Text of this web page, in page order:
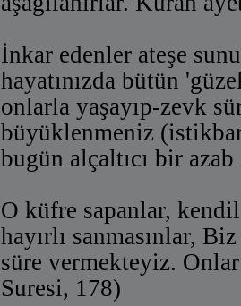
İnkar edenler ateşe
hayatınızda bütün
onlarla yaşayıp-zevk
büyüklenmeniz
bugün alçaltıcı bir
O küfre sapanlar,
hayırlı sanmasınlar,
süre vermekteyiz.
Suresi, 178)